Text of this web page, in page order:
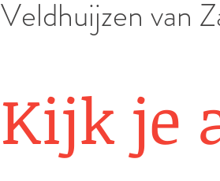
Veldhuijzen van
Kijk je